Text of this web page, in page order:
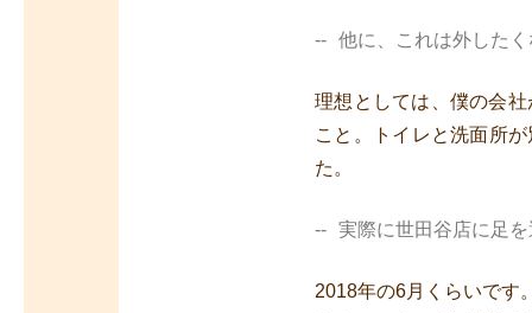
他に、これは外した
理想としては、僕の会
こと。トイレと洗面所
た。
実際に世田谷店に足
2018年の6月くらいです